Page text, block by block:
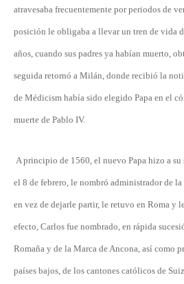
atravesaba frecuentemente por periodos de
posición le obligaba a llevar un tren de vida
años, cuando sus padres ya habían muerto,
seguida retornó a Milán, donde recibió la
de Médicism había sido elegido Papa en el
muerte de Pablo IV.
A principio de 1560, el nuevo Papa hizo a
el 8 de febrero, le nombró administrador de
en vez de dejarle partir, le retuvo en Roma y
efecto, Carlos fue nombrado, en rápida
Romaña y de la Marca de Ancona, así como
países bajos, de los cantones católicos de